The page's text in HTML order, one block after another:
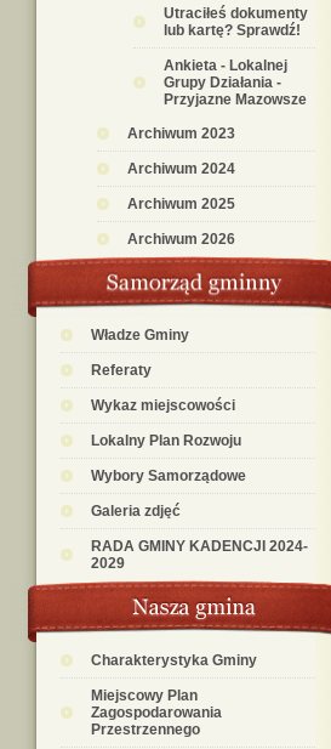
Utraciłeś dokumenty
lub kartę? Sprawdź!
Ankieta - Lokalnej
Grupy Działania -
Przyjazne Mazowsze
Archiwum 2023
Archiwum 2024
Archiwum 2025
Archiwum 2026
Władze Gminy
Referaty
Wykaz miejscowości
Lokalny Plan Rozwoju
Wybory Samorządowe
Galeria zdjęć
RADA GMINY KADENCJI 2024-
2029
Charakterystyka Gminy
Miejscowy Plan
Zagospodarowania
Przestrzennego